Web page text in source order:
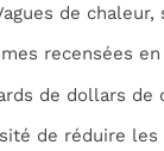
de
recensées
de dollars de
de réduire les